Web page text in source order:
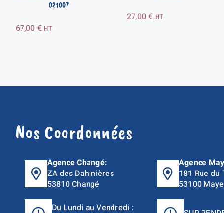
021007
67,00 € HT
27,00€ HT
Nos Coordonnées
Agence Changé:
ZA des Dahinières
53810 Changé
Du Lundi au Vendredi :
Agence
181 Rue du
53100